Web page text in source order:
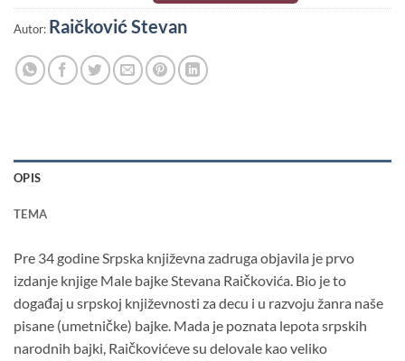
Autor: Raičković Stevan
OPIS
TEMA
Pre 34 godine Srpska književna zadruga objavila je prvo
izdanje knjige Male bajke Stevana Raičkovića. Bio je to
događaj u srpskoj književnosti za decu i u razvoju žanra naše
pisane (umetničke) bajke. Mada je poznata lepota srpskih
narodnih bajki, Raičkovićeve su delovale kao veliko